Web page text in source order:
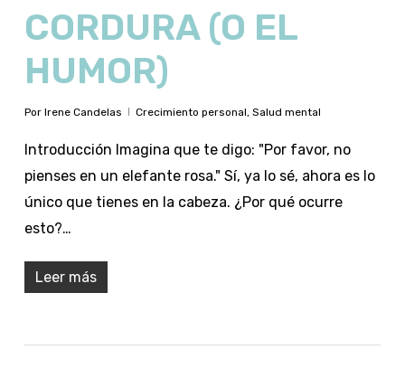
CORDURA (O EL
HUMOR)
Por Irene Candelas Crecimiento personal, Salud mental
Introducción Imagina que te digo: "Por favor, no
pienses en un elefante rosa." Sí, ya lo sé, ahora es lo
único que tienes en la cabeza. ¿Por qué ocurre
esto?…
Leer más